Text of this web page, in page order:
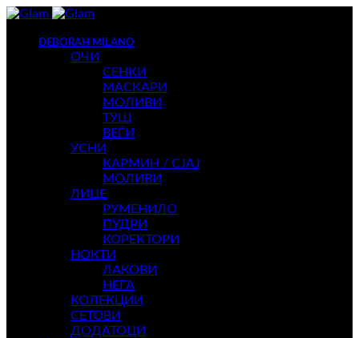
DEBORAH MILANO
ОЧИ
СЕНКИ
МАСКАРИ
МОЛИВИ
ТУШ
ВЕЃИ
УСНИ
КАРМИН / СЈАЈ
МОЛИВИ
ЛИЦЕ
РУМЕНИЛО
ПУДРИ
КОРЕКТОРИ
НОКТИ
ЛАКОВИ
НЕГА
КОЛЕКЦИИ
СЕТОВИ
ДОДАТОЦИ